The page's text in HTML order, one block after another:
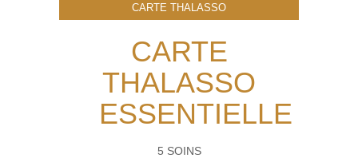
CARTE THALASSO
CARTE
THALASSO
ESSENTIELLE
5 SOINS